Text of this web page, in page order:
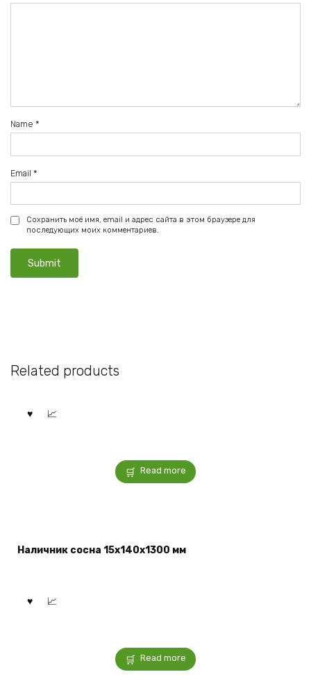
Name *
Email *
Сохранить моё имя, email и адрес сайта в этом браузере для
последующих моих комментариев.
Related products
Read more
Наличник сосна 15x140x1300 мм
Read more